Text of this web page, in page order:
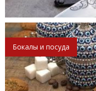
Бокалы и посуда